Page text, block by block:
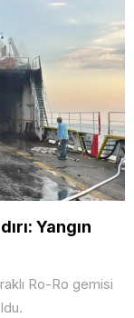
Yangın
Ro-Ro gemisi